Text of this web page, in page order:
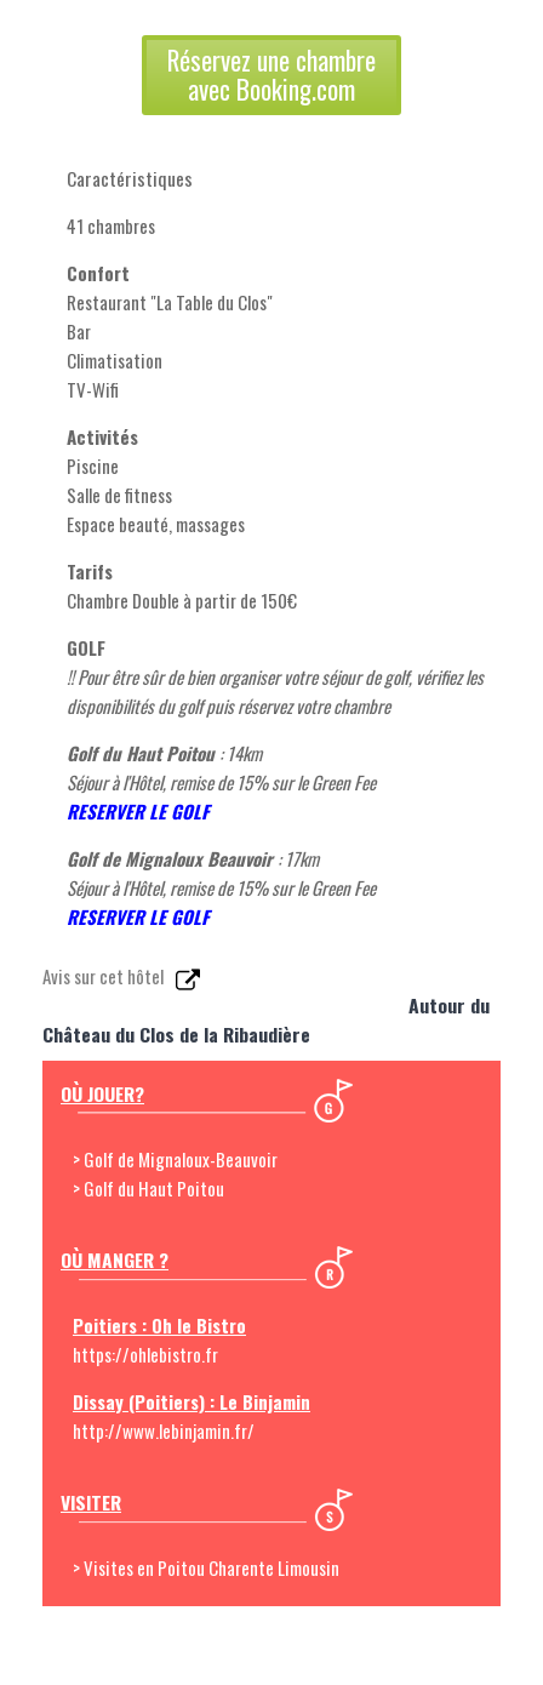
Réservez une chambre
avec Booking.com
Caractéristiques
41 chambres
Confort
Restaurant "La Table du Clos"
Bar
Climatisation
TV-Wifi
Activités
Piscine
Salle de fitness
Espace beauté, massages
Tarifs
Chambre Double à partir de 150€
GOLF
!! Pour être sûr de bien organiser votre séjour de golf, vérifiez les
disponibilités du golf puis réservez votre chambre
Golf du Haut Poitou: 14km
Séjour à l'Hôtel, remise de 15% sur le Green Fee
RESERVER LE GOLF
Golf de Mignaloux Beauvoir: 17km
Séjour à l'Hôtel, remise de 15% sur le Green Fee
RESERVER LE GOLF
Avis sur cet hôtel
Autour du
Château du Clos de la Ribaudière
OÙ JOUER?
> Golf de Mignaloux-Beauvoir
> Golf du Haut Poitou
OÙ MANGER ?
Poitiers : Oh le Bistro
https://ohlebistro.fr
Dissay (Poitiers) : Le Binjamin
http://www.lebinjamin.fr/
VISITER
> Visites en Poitou Charente Limousin